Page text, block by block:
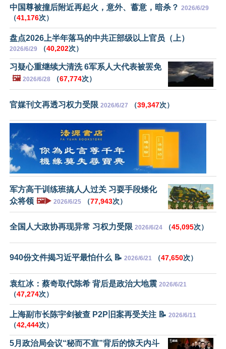
中国尊被撞后附近再起火，意外、蓄意，暗杀？ 2026/6/29
（41,176次）
盘点2026上半年落马的中共正部级以上官员（上）
2026/6/29 （40,202次）
习疑心重继续大清洗 6军系人大代表被罢免
🖼️ 2026/6/28 （67,774次）
官媒刊文再透习权力受限 2026/6/27 （39,347次）
军方高干训练班搞人人过关 习耍手段矮化
众将领 🖼️▶️ 2026/6/25 （77,943次）
全国人大政协再现异常 习权力受限 2026/6/24 （45,095次）
940份文件揭习近平最怕什么 📝 2026/6/21 （47,650次）
袁红冰：蔡奇取代陈希 背后是政治大地震 2026/6/21
（47,274次）
上海副市长陈宇剑被查 P2P旧案再受关注 📝 2026/6/11
（42,444次）
5月政治局会议“秘而不宣”背后的惊天内斗